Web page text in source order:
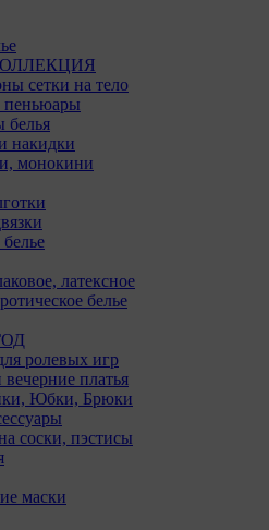
сетки на тело
пеньюары
белья
накидки
монокини
латексное
белье
ролевых игр
платья
Юбки, Брюки
соски, пэстисы
маски